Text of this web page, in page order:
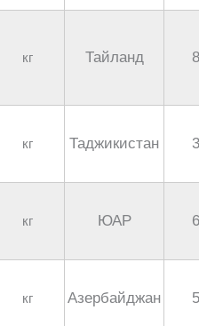
кг Тайланд
кг Таджикистан
кг ЮАР
кг Азербайджан